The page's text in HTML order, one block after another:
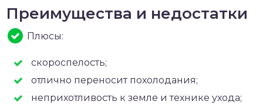
Преимущества и недостатки
Плюсы:
скороспелость;
отлично переносит похолодания;
неприхотливость к земле и технике ухода;